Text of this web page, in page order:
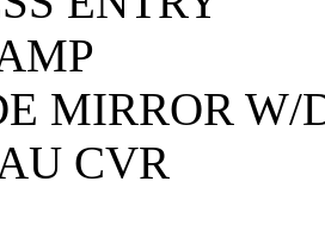
MIRROR W/
CVR